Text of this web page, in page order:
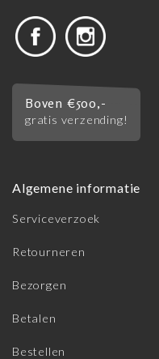
Boven €500,-
gratis verzending!
Algemene informatie
Serviceverzoek
Retourneren
Bezorgen
Betalen
Bestellen